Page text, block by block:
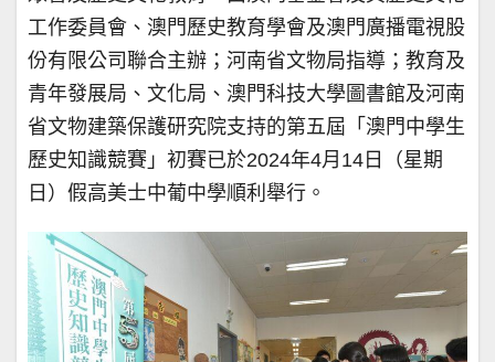
工作委員會、澳門歷史教育學會及澳門廣播電視股
份有限公司聯合主辦；河南省文物局指導；教育及
青年發展局、文化局、澳門科技大學圖書館及河南
省文物建築保護研究院支持的第五屆「澳門中學生
歷史知識競賽」初賽已於2024年4月14日（星期
日）假高美士中葡中學順利舉行。